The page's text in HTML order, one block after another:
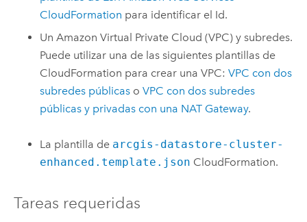
CloudFormation para identificar el Id.
UnAmazon Virtual Private Cloud (VPC) y subredes.
Puede utilizar una de las siguientes plantillas de
CloudFormation para crear unaVPC:VPC con dos
subredes públicas oVPC con dos subredes
públicas y privadas con una NAT Gateway.
La plantilla de arcgis-datastore-cluster-
enhanced.template.json CloudFormation.
Tareas requeridas